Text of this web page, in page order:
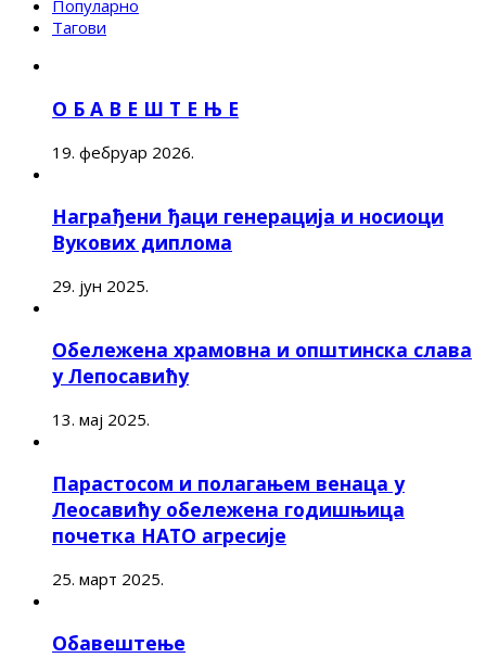
Популарно
Тагови
О Б А В Е Ш Т Е Њ Е
19. фебруар 2026.
Награђени ђаци генерација и носиоци
Вукових диплома
29. јун 2025.
Обележена храмовна и општинска слава
у Лепосавићу
13. мај 2025.
Парастосом и полагањем венаца у
Леосавићу обележена годишњица
почетка НАТО агресије
25. март 2025.
Обавештење